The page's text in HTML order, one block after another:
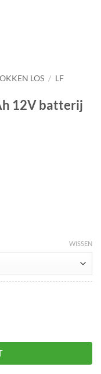
LOS / LF
12V batterij
WISSEN